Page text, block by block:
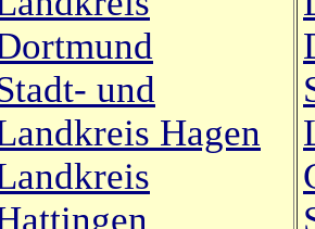
und
Hagen